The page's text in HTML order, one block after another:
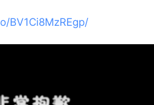
BV1Ci8MzREgp/